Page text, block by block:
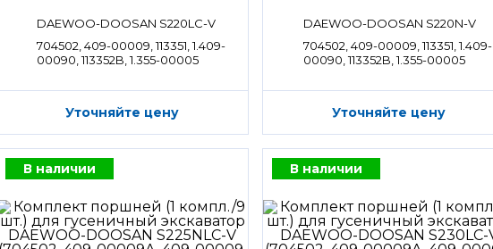
DAEWOO-DOOSAN S220LC-V
704502, 409-00009, 113351, 1.409-
00090, 113352B, 1.355-00005
Уточняйте цену
DAEWOO-DOOSAN S220N-V
704502, 409-00009, 113351, 1.409-
00090, 113352B, 1.355-00005
Уточняйте цену
В наличии В наличии